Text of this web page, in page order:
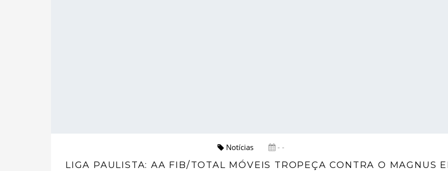
Notícias - -
LIGA PAULISTA: AA FIB/TOTAL MÓVEIS TROPEÇA CONTRA O MAGNUS